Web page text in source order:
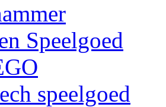
Speelgoed
speelgoed